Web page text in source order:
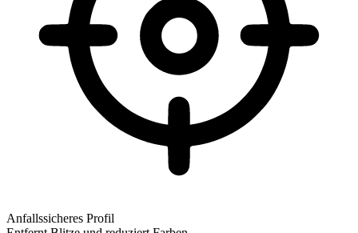
Anfallssicheres Profil